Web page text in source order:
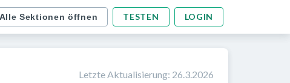
Alle Sektionen öffnen TESTEN LOGIN
Letzte Aktualisierung: 26.3.2026